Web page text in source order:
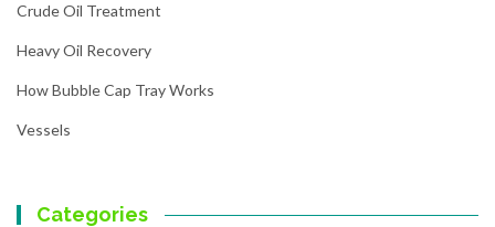
Crude Oil Treatment
Heavy Oil Recovery
How Bubble Cap Tray Works
Vessels
Categories